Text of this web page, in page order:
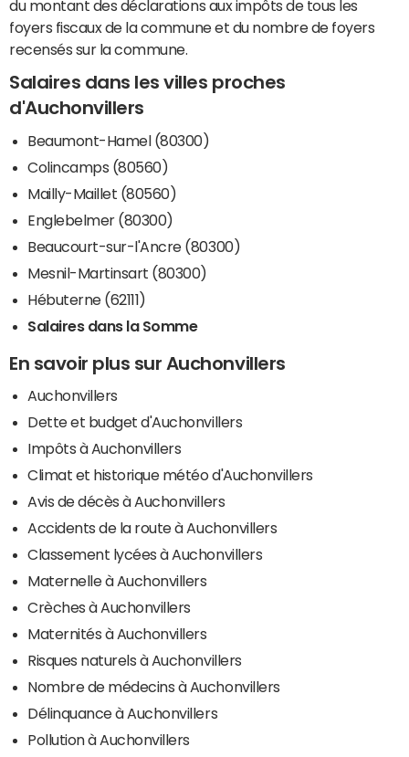
du montant des déclarations aux impôts de tous les
foyers fiscaux de la commune et du nombre de foyers
recensés sur la commune.
Salaires dans les villes proches
d'Auchonvillers
Beaumont-Hamel (80300)
Colincamps (80560)
Mailly-Maillet (80560)
Englebelmer (80300)
Beaucourt-sur-l'Ancre (80300)
Mesnil-Martinsart (80300)
Hébuterne (62111)
Salaires dans la Somme
En savoir plus sur Auchonvillers
Auchonvillers
Dette et budget d'Auchonvillers
Impôts à Auchonvillers
Climat et historique météo d'Auchonvillers
Avis de décès à Auchonvillers
Accidents de la route à Auchonvillers
Classement lycées à Auchonvillers
Maternelle à Auchonvillers
Crèches à Auchonvillers
Maternités à Auchonvillers
Risques naturels à Auchonvillers
Nombre de médecins à Auchonvillers
Délinquance à Auchonvillers
Pollution à Auchonvillers